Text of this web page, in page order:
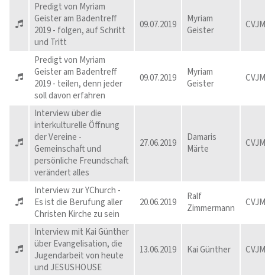
Predigt von Myriam
Geister am Badentreff
2019 - folgen, auf Schritt
und Tritt
09.07.2019
Myriam
Geister
Predigt von Myriam
Geister am Badentreff
2019 - teilen, denn jeder
soll davon erfahren
09.07.2019
Myriam
Geister
Interview über die
interkulturelle Öffnung
der Vereine -
Gemeinschaft und
persönliche Freundschaft
verändert alles
27.06.2019
Damaris
Märte
Interview zur YChurch -
Es ist die Berufung aller
Christen Kirche zu sein
20.06.2019
Ralf
Zimmermann
Interview mit Kai Günther
über Evangelisation, die
Jugendarbeit von heute
und JESUSHOUSE
13.06.2019 Kai Günther